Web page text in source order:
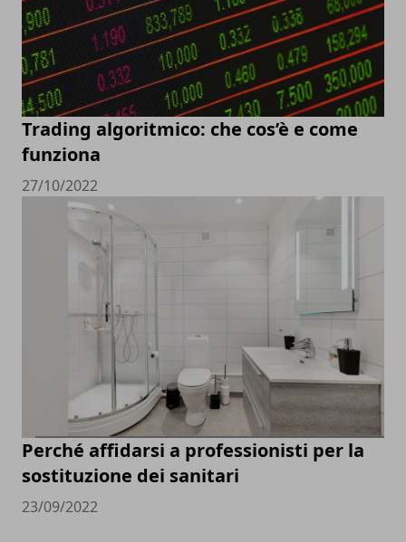
Trading algoritmico: che cos’è e come
funziona
27/10/2022
Perché affidarsi a professionisti per la
sostituzione dei sanitari
23/09/2022